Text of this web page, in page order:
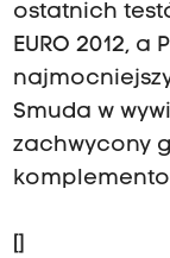
ostatnich
EURO 2012,
Smuda w
zachwycony
[]